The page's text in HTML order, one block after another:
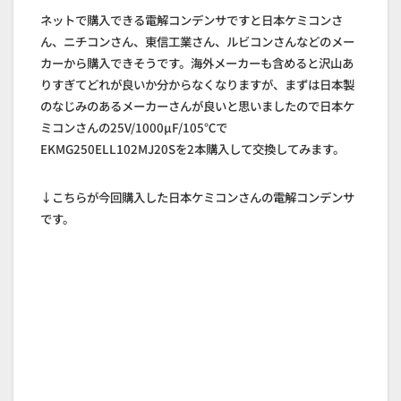
ネットで購入できる電解コンデンサですと日本ケミコンさ
ん、ニチコンさん、東信工業さん、ルビコンさんなどのメー
カーから購入できそうです。海外メーカーも含めると沢山あ
りすぎてどれが良いか分からなくなりますが、まずは日本製
のなじみのあるメーカーさんが良いと思いましたので日本ケ
ミコンさんの25V/1000μF/105℃で
EKMG250ELL102MJ20Sを2本購入して交換してみます。
↓こちらが今回購入した日本ケミコンさんの電解コンデンサ
です。